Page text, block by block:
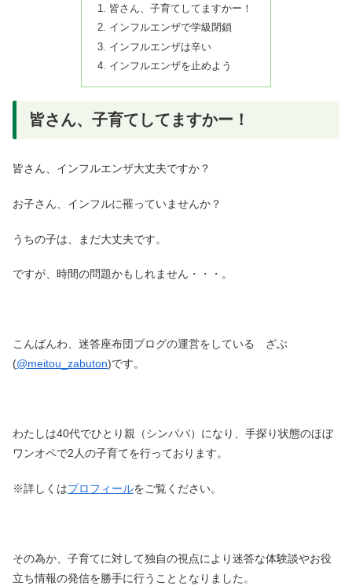
皆さん、子育てしてますかー！
インフルエンザで学級閉鎖
インフルエンザは辛い
インフルエンザを止めよう
皆さん、子育てしてますかー！
皆さん、インフルエンザ大丈夫ですか？
お子さん、インフルに罹っていませんか？
うちの子は、まだ大丈夫です。
ですが、時間の問題かもしれません・・・。
こんばんわ、迷答座布団ブログの運営をしている ざぶ
(@meitou_zabuton)です。
わたしは40代でひとり親（シンパパ）になり、手探り状態のほぼ
ワンオペで2人の子育てを行っております。
※詳しくはプロフィールをご覧ください。
その為か、子育てに対して独自の視点により迷答な体験談やお役
立ち情報の発信を勝手に行うこととなりました。